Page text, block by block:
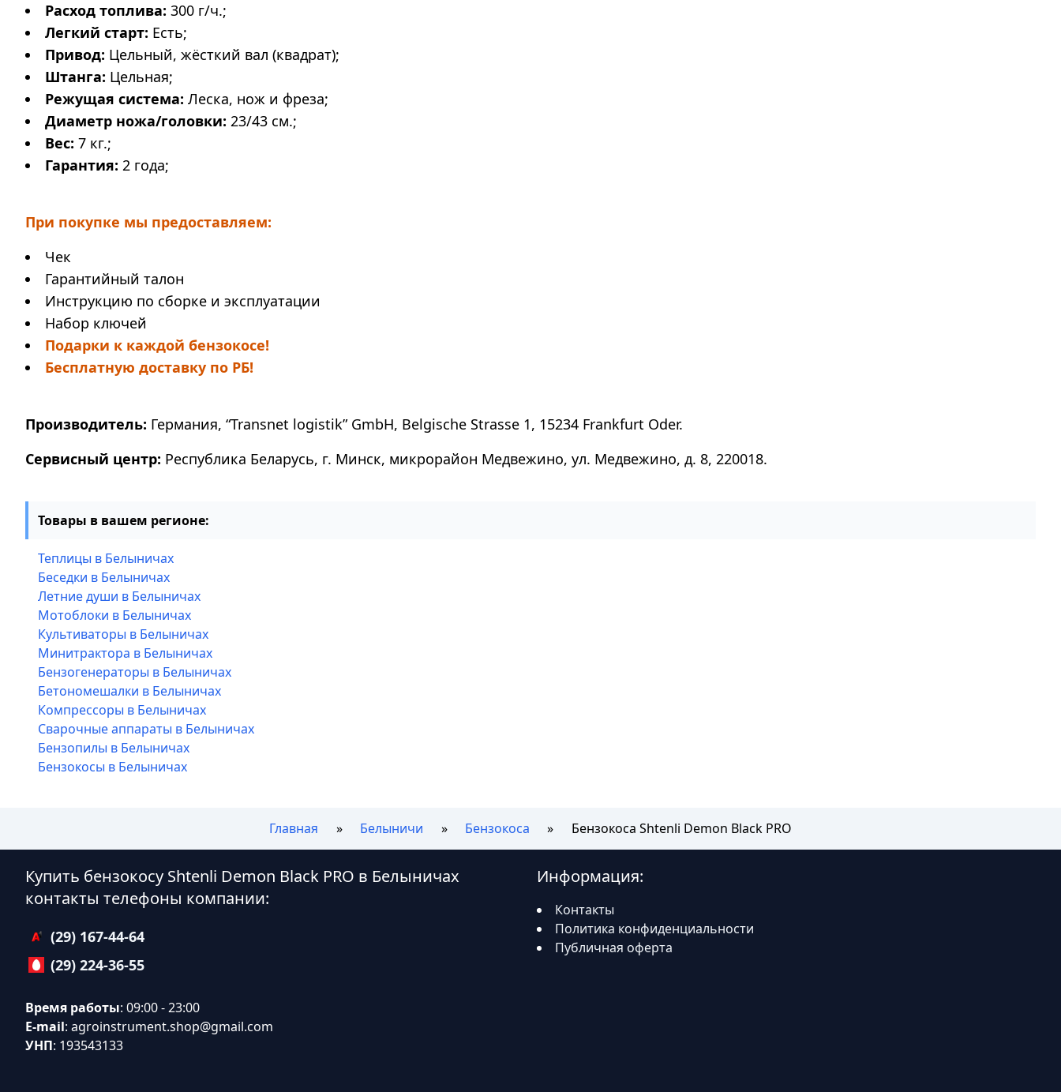
Расход топлива: 300 г/ч.;
Легкий старт: Есть;
Привод: Цельный, жёсткий вал (квадрат);
Штанга: Цельная;
Режущая система: Леска, нож и фреза;
Диаметр ножа/головки: 23/43 см.;
Вес: 7 кг.;
Гарантия: 2 года;
При покупке мы предоставляем:
Чек
Гарантийный талон
Инструкцию по сборке и эксплуатации
Набор ключей
Подарки к каждой бензокосе!
Бесплатную доставку по РБ!
Производитель: Германия, “Transnet logistik” GmbH, Belgische Strasse 1, 15234 Frankfurt Oder.
Сервисный центр: Республика Беларусь, г. Минск, микрорайон Медвежино, ул. Медвежино, д. 8, 220018.
Товары в вашем регионе:
Теплицы в Белыничах
Беседки в Белыничах
Летние души в Белыничах
Мотоблоки в Белыничах
Культиваторы в Белыничах
Минитрактора в Белыничах
Бензогенераторы в Белыничах
Бетономешалки в Белыничах
Компрессоры в Белыничах
Сварочные аппараты в Белыничах
Бензопилы в Белыничах
Бензокосы в Белыничах
Главная Белыничи Бензокоса Бензокоса Shtenli Demon Black PRO
Купить бензокосу Shtenli Demon Black PRO в Белыничах
контакты телефоны компании:
(29) 167-44-64
(29) 224-36-55
Время работы: 09:00 - 23:00
E-mail: agroinstrument.shop@gmail.com
УНП: 193543133
Информация:
Контакты
Политика конфиденциальности
Публичная оферта